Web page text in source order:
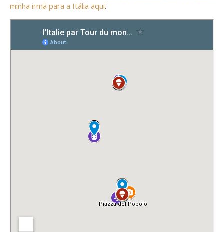
minha irmã para a Itália aqui.